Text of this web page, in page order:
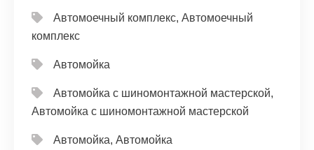
Автомоечный комплекс, Автомоечный
комплекс
Автомойка
Автомойка с шиномонтажной мастерской,
Автомойка с шиномонтажной мастерской
Автомойка, Автомойка